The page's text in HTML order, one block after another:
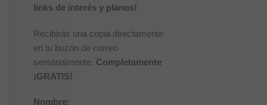
links de interés y planos!
Recibirás una copia directamente
en tu buzón de correo
semanalmente. Completamente
¡GRATIS!
Nombre: